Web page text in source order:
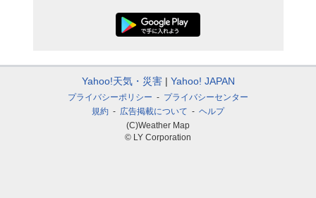
Yahoo!天気・災害 Yahoo! JAPAN
プライバシーポリシー
プライバシーセンター
規約
広告掲載について
ヘルプ
(C)Weather Map
© LY Corporation